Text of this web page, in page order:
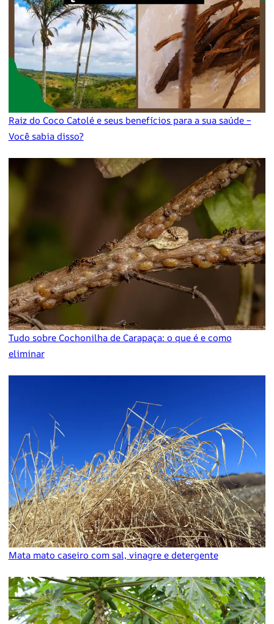
Raiz do Coco Catolé e seus benefícios para a sua saúde –
Você sabia disso?
Tudo sobre Cochonilha de Carapaça: o que é e como
eliminar
Mata mato caseiro com sal, vinagre e detergente